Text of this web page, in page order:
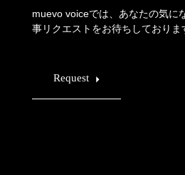
muevo voiceでは、あなたの気に
事リクエストをお待ちしておりま
Request